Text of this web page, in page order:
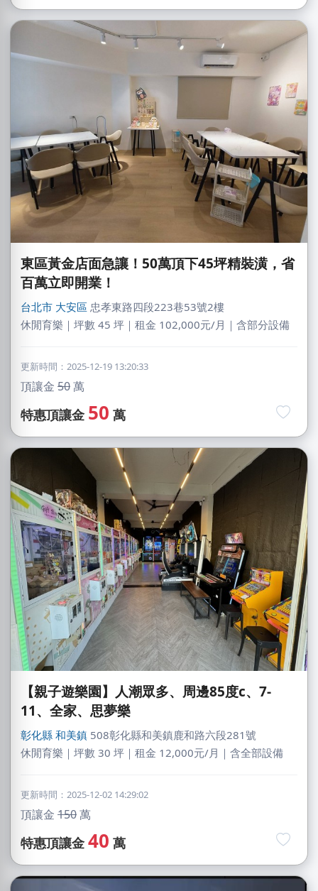
東區黃金店面急讓！50萬頂下45坪精裝潢，省
百萬立即開業！
台北市 大安區 忠孝東路四段223巷53號2樓
休閒育樂｜坪數 45 坪｜租金 102,000元/月｜含部分設備
更新時間：2025-12-19 13:20:33
頂讓金 50萬
特惠頂讓金 50 萬
【親子遊樂園】人潮眾多、周邊85度c、7-
11、全家、思夢樂
彰化縣 和美鎮 508彰化縣和美鎮鹿和路六段281號
休閒育樂｜坪數 30 坪｜租金 12,000元/月｜含全部設備
更新時間：2025-12-02 14:29:02
頂讓金 150萬
特惠頂讓金 40 萬